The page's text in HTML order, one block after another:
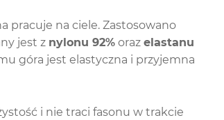
pracuje na ciele. Zastosowano
jest z nylonu 92% oraz elastanu
góra jest elastyczna i przyjemna
i nie traci fasonu w trakcie